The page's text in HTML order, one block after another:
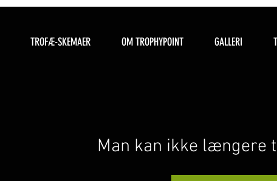
TROFÆ-SKEMAER OM TROPHYPOINT GALLERI
Man kan ikke længere